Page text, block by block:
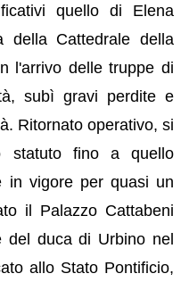
quello di Elena
della Cattedrale della
l'arrivo delle truppe di
subì gravi perdite e
Ritornato operativo, si
statuto fino a quello
in vigore per quasi un
il Palazzo Cattabeni
del duca di Urbino nel
allo Stato Pontificio,